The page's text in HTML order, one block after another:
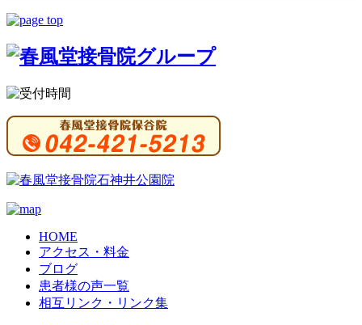
HOME
アクセス・料金
ブログ
患者様の声一覧
相互リンク・リンク集